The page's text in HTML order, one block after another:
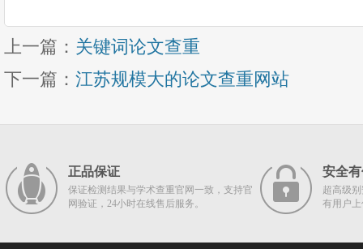
上一篇： 关键词论文查重
下一篇： 江苏规模大的论文查重网站
正品保证
保证检测结果与学术查重官网一致，支持官
网验证，24小时在线售后服务。
安全
超高级
有用户